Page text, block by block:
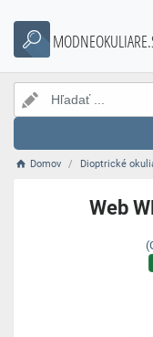
Domov Dioptrické
Web